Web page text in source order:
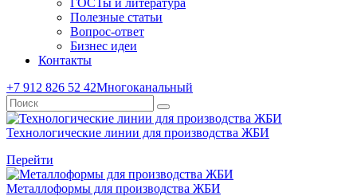
ГОСТы и литература
Полезные статьи
Вопрос-ответ
Бизнес идеи
Контакты
+7 912 826 52 42Многоканальный
Технологические линии для производства ЖБИ
Перейти
Металлоформы для производства ЖБИ